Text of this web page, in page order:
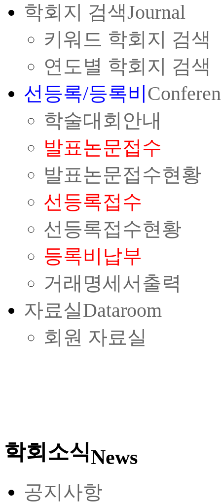
학회지 검색Journal
키워드 학회지 검색
연도별 학회지 검색
선등록/등록비
학술대회안내
발표논문접수
발표논문접수현황
선등록접수
선등록접수현황
등록비납부
거래명세서출력
자료실Dataroom
회원 자료실
학회소식News
공지사항